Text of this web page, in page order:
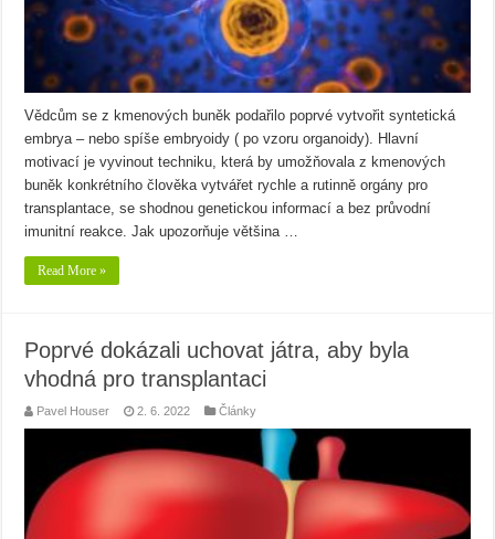
Vědcům se z kmenových buněk podařilo poprvé vytvořit syntetická
embrya – nebo spíše embryoidy ( po vzoru organoidy). Hlavní
motivací je vyvinout techniku, která by umožňovala z kmenových
buněk konkrétního člověka vytvářet rychle a rutinně orgány pro
transplantace, se shodnou genetickou informací a bez průvodní
imunitní reakce. Jak upozorňuje většina …
Read More »
Poprvé dokázali uchovat játra, aby byla
vhodná pro transplantaci
Pavel Houser 2. 6. 2022 Články